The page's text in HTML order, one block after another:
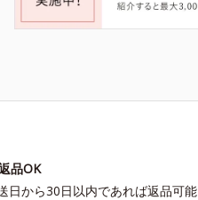
品OK
日から30日以内であれば返品可能